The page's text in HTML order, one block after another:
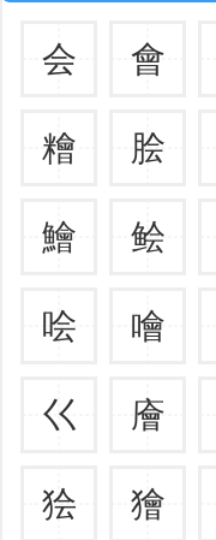
会 會
糩 脍
鱠 鲙
哙 噲
巜 廥
狯 獪